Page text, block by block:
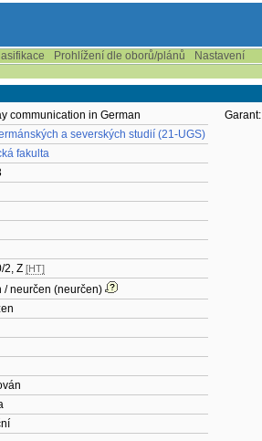
Prohlížení dle oborů/plánů
Nastavení
communication in German
a severských studií (21-UGS)
fakulta
2, Z [HT]
/ neurčen (neurčen)
Garant: